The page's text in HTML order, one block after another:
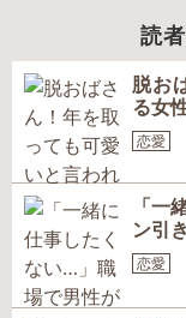
読
脱お
る女
恋愛
「一
ン引
恋愛